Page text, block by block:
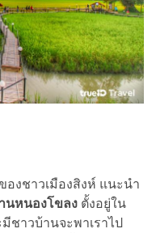
งชาวเมืองสิงห์ แนะนำ
นหนองโขลง ตั้งอยู่ใน
ชาวบ้านจะพาเราไป